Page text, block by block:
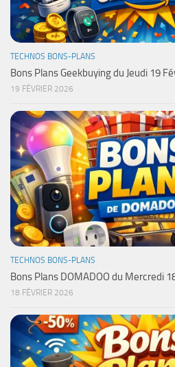
TECHNOS BONS-PLANS
Bons Plans Geekbuying du Jeudi 19
19 FÉVRIER 2026
TECHNOS BONS-PLANS
Bons Plans DOMADOO du Mercredi
18 FÉVRIER 2026